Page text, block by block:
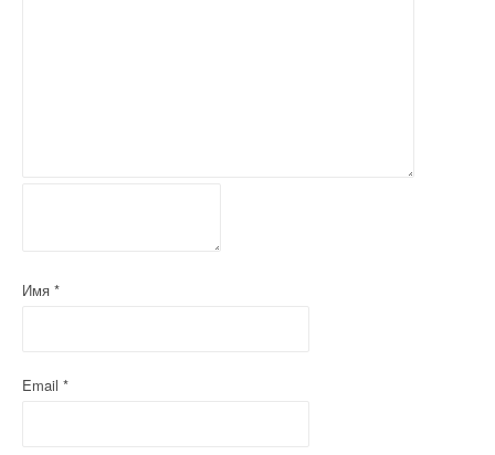
м
Имя *
Email *